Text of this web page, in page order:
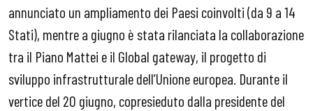
annunciato un ampliamento dei Paesi coinvolti (da 9 a 14
Stati), mentre a giugno è stata rilanciata la collaborazione
tra il Piano Mattei e il Global gateway, il progetto di
sviluppo infrastrutturale dell’Unione europea. Durante il
vertice del 20 giugno, copresieduto dalla presidente del